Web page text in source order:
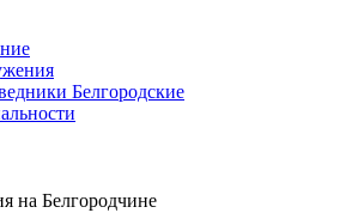
Белгородские